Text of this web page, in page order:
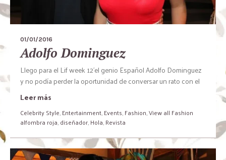
01/01/2016
Adolfo Dominguez
Llego para el Lif week 12´el genio Español Adolfo Dominguez
y no podía perder la oportunidad de conversar un rato con el
Leer más
Celebrity Style,Entertainment,Events,Fashion,View all Fashion
alfombra roja,diseñador,Hola,Revista